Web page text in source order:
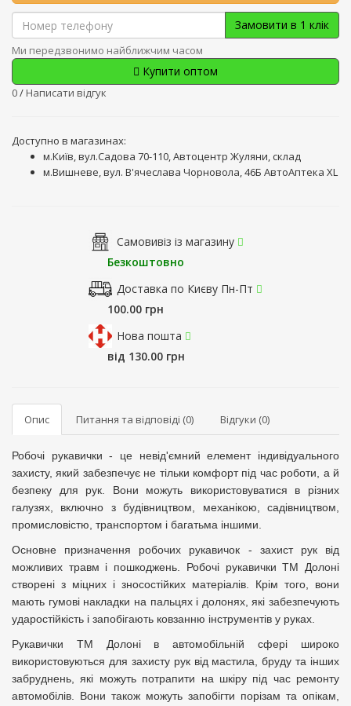
Замовити в 1 клік
Ми передзвонимо найближчим часом
Купити оптом
0/ Написати відгук
Доступно в магазинах:
м.Київ, вул.Садова 70-110, Автоцентр Жуляни, склад
м.Вишневе, вул. В'ячеслава Чорновола, 46Б АвтоАптека XL
Самовивіз із магазину
Безкоштовно
Доставка по Києву Пн-Пт
100.00 грн
Нова пошта
від 130.00 грн
Опис Питання та відповіді (0) Відгуки (0)
Робочі рукавички - це невід'ємний елемент індивідуального
захисту, який забезпечує не тільки комфорт під час роботи, а й
безпеку для рук. Вони можуть використовуватися в різних
галузях, включно з будівництвом, механікою, садівництвом,
промисловістю, транспортом і багатьма іншими.
Основне призначення робочих рукавичок - захист рук від
можливих травм і пошкоджень. Робочі рукавички ТМ Долоні
створені з міцних і зносостійких матеріалів. Крім того, вони
мають гумові накладки на пальцях і долонях, які забезпечують
ударостійкість і запобігають ковзанню інструментів у руках.
Рукавички ТМ Долоні в автомобільній сфері широко
використовуються для захисту рук від мастила, бруду та інших
забруднень, які можуть потрапити на шкіру під час ремонту
автомобілів. Вони також можуть запобігти порізам та опікам,